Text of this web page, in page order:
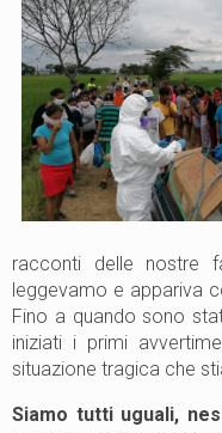
racconti delle nostre
leggevamo e appariva
Fino a quando sono
iniziati i primi
situazione tragica che
Siamo tutti uguali,